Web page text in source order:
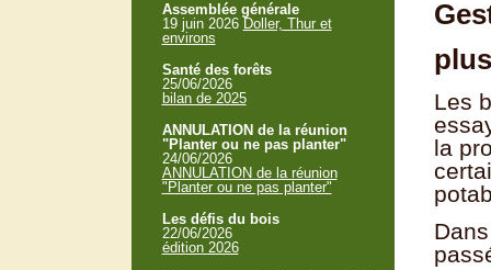
Les
la
Assemblée générale
19 juin 2026 Doller, Thur et
environs
Santé des forêts
25/06/2026
bilan de 2025
ANNULATION de la réunion
"Planter ou ne pas planter"
24/06/2026
ANNULATION de la réunion
"Planter ou ne pas planter"
Les défis du bois
22/06/2026
édition 2026